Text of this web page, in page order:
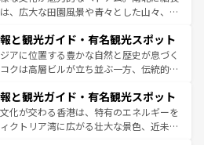
イフも堪能できる。あたたかいホスピタ
わってみてほしい。 なお、新着の韓国情報はコンテンツ一
い。
、広大な田園風景や青々とした山々、世
伝統が息づく。ハノイの古い町並みやホ
ンス統治時代の建物も、独特の雰囲気を
また、バラエティの豊かさとおいしさで
インミー、ベトナムコーヒーなどは、ぜ
い。どの地域を訪れてもあたたかい人々
くれるので、きっと忘れられない旅にな
と観光ガイド・有名観光スポット
アに位置する豊かな自然と歴史が息づく
クは高層ビルが立ち並ぶ一方、伝統的な
いる。北部ではチェンマイなどの山岳地
い、南部ではプーケットやクラビの美し
ト気分を楽しむことができる。タイ料理
と観光ガイド・有名観光スポット
化が交わる香港は、特有のエネルギーを
クトリア湾に広がる壮大な景色、近未来